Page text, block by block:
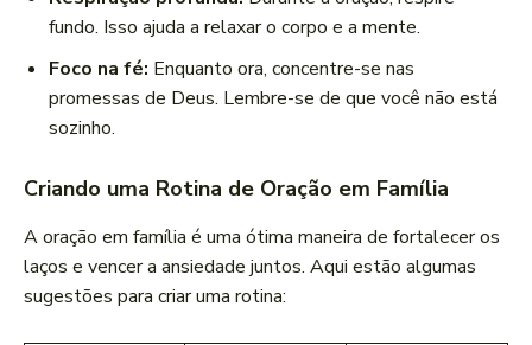
fundo. Isso ajuda a relaxar o corpo e a mente.
Foco na fé: Enquanto ora, concentre-se nas
promessas de Deus. Lembre-se de que você não está
sozinho.
Criando uma Rotina de Oração em Família
A oração em família é uma ótima maneira de fortalecer os
laços e vencer a ansiedade juntos. Aqui estão algumas
sugestões para criar uma rotina: